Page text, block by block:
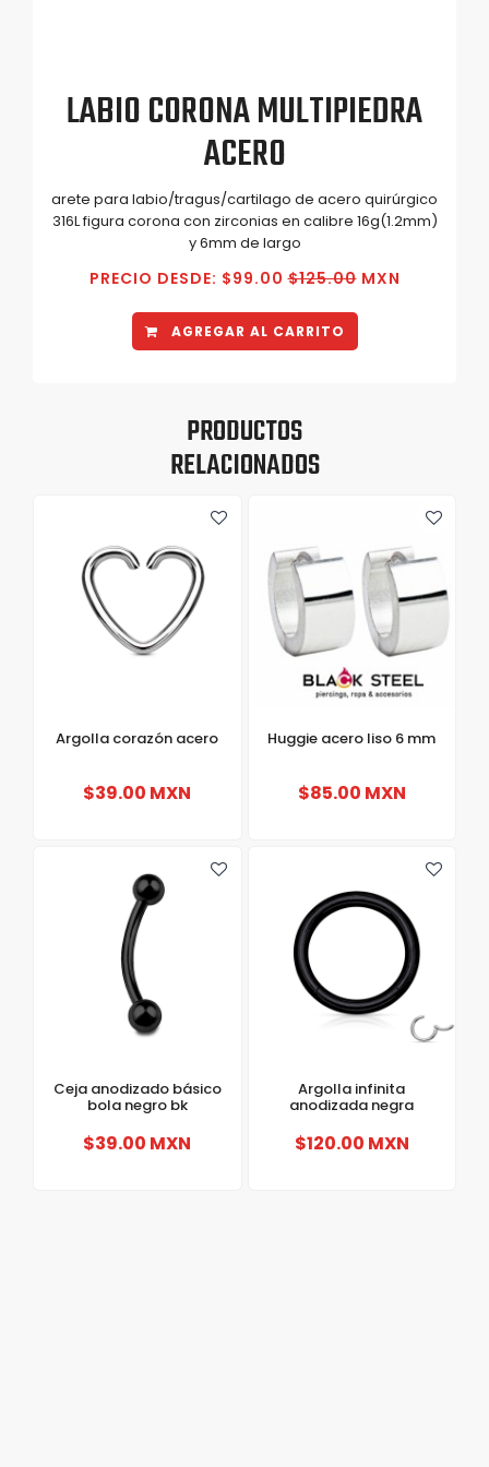
LABIO CORONA MULTIPIEDRA
ACERO
arete para labio/tragus/cartilago de acero quirúrgico
316L figura corona con zirconias en calibre 16g(1.2mm)
y 6mm de largo
PRECIO DESDE: $99.00$125.00MXN
AGREGAR AL CARRITO
PRODUCTOS
RELACIONADOS
Argolla corazón acero
$39.00 MXN
Huggie acero liso 6 mm
$85.00 MXN
Ceja anodizado básico
bola negro bk
$39.00 MXN
Argolla infinita
anodizada negra
$120.00 MXN